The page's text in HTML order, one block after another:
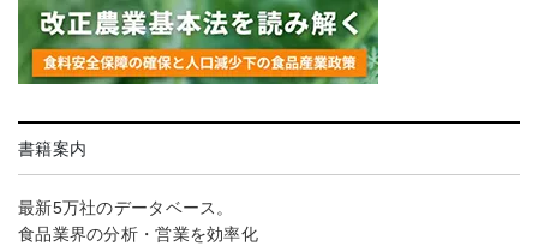
書籍案内
最新5万社のデータベース。
食品業界の分析・営業を効率化